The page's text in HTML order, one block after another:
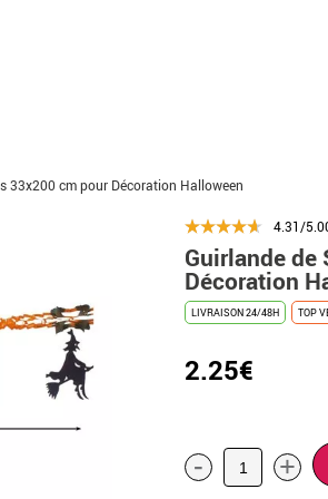
33x200 cm pour Décoration Halloween
4.31/
Guirlande de
Décoration
LIVRAISON 24/48H TOP
2.25€
- +